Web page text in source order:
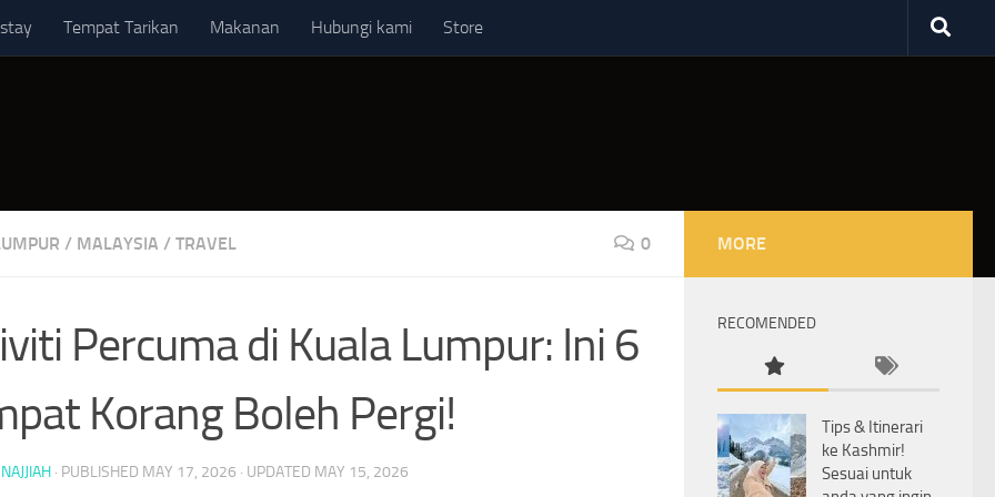
Tempat Tarikan Makanan Hubungi kami Store
/ MALAYSIA / TRAVEL 0
Percuma di Kuala Lumpur: Ini 6
Korang Boleh Pergi!
· PUBLISHED MAY 17, 2026 · UPDATED MAY 15, 2026
MORE
RECOMENDED
Tips & Itinerari
ke Kashmir!
Sesuai untuk